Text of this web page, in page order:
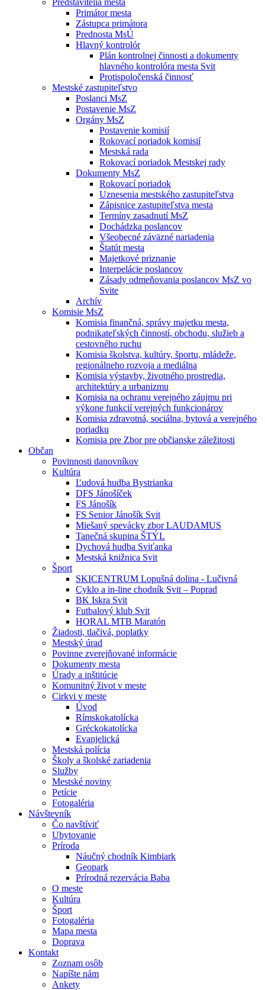
Predstavitelia mesta
Primátor mesta
Zástupca primátora
Prednosta MsÚ
Hlavný kontrolór
Plán kontrolnej činnosti a dokumenty
hlavného kontrolóra mesta Svit
Protispoločenská činnosť
Mestské zastupiteľstvo
Poslanci MsZ
Postavenie MsZ
Orgány MsZ
Postavenie komisií
Rokovací poriadok komisií
Mestská rada
Rokovací poriadok Mestskej rady
Dokumenty MsZ
Rokovací poriadok
Uznesenia mestského zastupiteľstva
Zápisnice zastupiteľstva mesta
Termíny zasadnutí MsZ
Dochádzka poslancov
Všeobecné záväzné nariadenia
Štatút mesta
Majetkové priznanie
Interpelácie poslancov
Zásady odmeňovania poslancov MsZ vo
Svite
Archív
Komisie MsZ
Komisia finančná, správy majetku mesta,
podnikateľských činností, obchodu, služieb a
cestovného ruchu
Komisia školstva, kultúry, športu, mládeže,
regionálneho rozvoja a mediálna
Komisia výstavby, životného prostredia,
architektúry a urbanizmu
Komisia na ochranu verejného záujmu pri
výkone funkcií verejných funkcionárov
Komisia zdravotná, sociálna, bytová a verejného
poriadku
Komisia pre Zbor pre občianske záležitosti
Občan
Povinnosti danovníkov
Kultúra
Ľudová hudba Bystrianka
DFS Jánošíček
FS Jánošík
FS Senior Jánošík Svit
Miešaný spevácky zbor LAUDAMUS
Tanečná skupina ŠTÝL
Dychová hudba Sviťanka
Mestská knižnica Svit
Šport
SKICENTRUM Lopušná dolina - Lučivná
Cyklo a in-line chodník Svit – Poprad
BK Iskra Svit
Futbalový klub Svit
HORAL MTB Maratón
Žiadosti, tlačivá, poplatky
Mestský úrad
Povinne zverejňované informácie
Dokumenty mesta
Úrady a inštitúcie
Komunitný život v meste
Cirkvi v meste
Úvod
Rímskokatolícka
Gréckokatolícka
Evanjelická
Mestská polícia
Školy a školské zariadenia
Služby
Mestské noviny
Petície
Fotogaléria
Návštevník
Čo navštíviť
Ubytovanie
Príroda
Náučný chodník Kimbiark
Geopark
Prírodná rezervácia Baba
O meste
Kultúra
Šport
Fotogaléria
Mapa mesta
Doprava
Kontakt
Zoznam osôb
Napíšte nám
Ankety